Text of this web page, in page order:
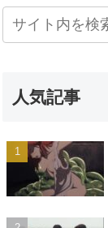
人気記事